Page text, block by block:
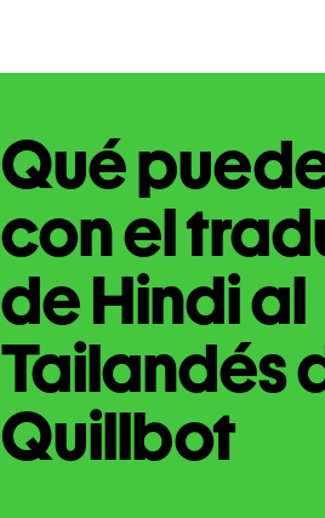
Qué
con el
de Hindi al
Tailandés
Quillbot